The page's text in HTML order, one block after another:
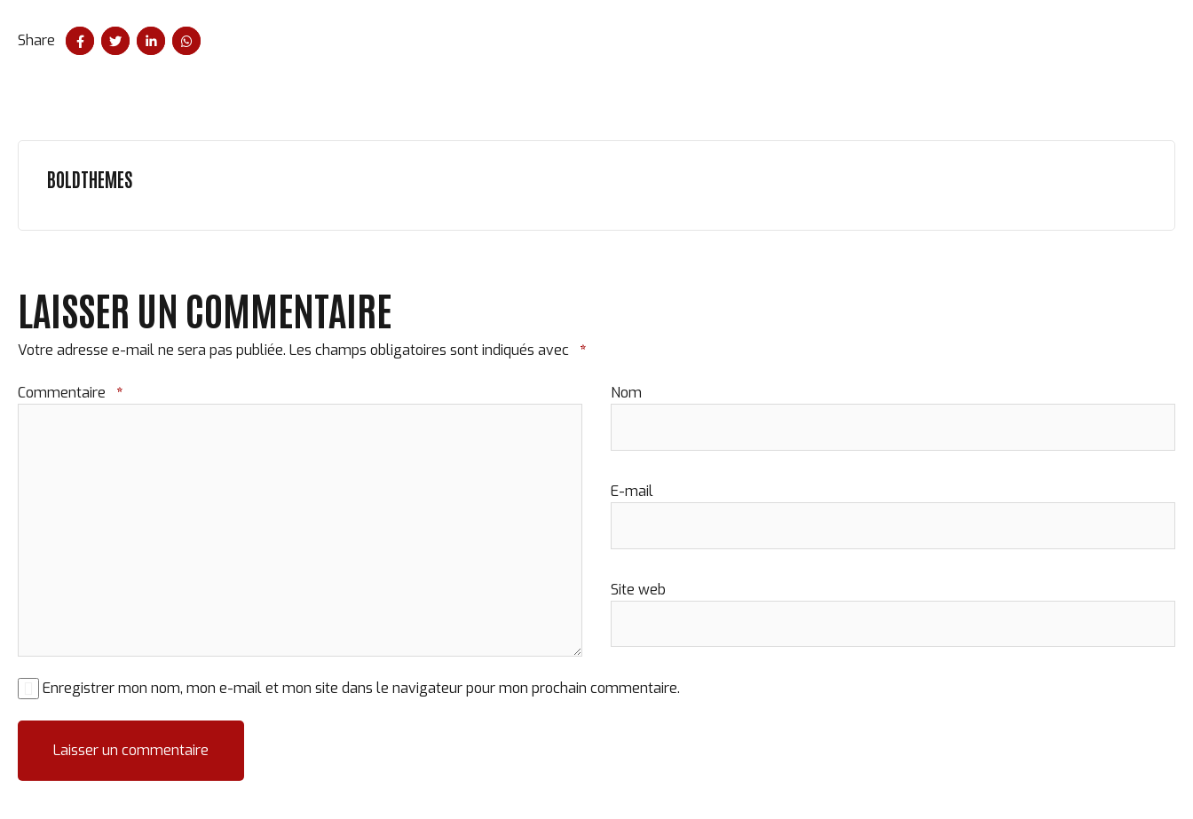
Share
BOLDTHEMES
LAISSER UN COMMENTAIRE
Votre adresse e-mail ne sera pas publiée. Les champs obligatoires sont indiqués avec *
Commentaire * Nom
E-mail
Site web
Enregistrer mon nom, mon e-mail et mon site dans le navigateur pour mon prochain commentaire.